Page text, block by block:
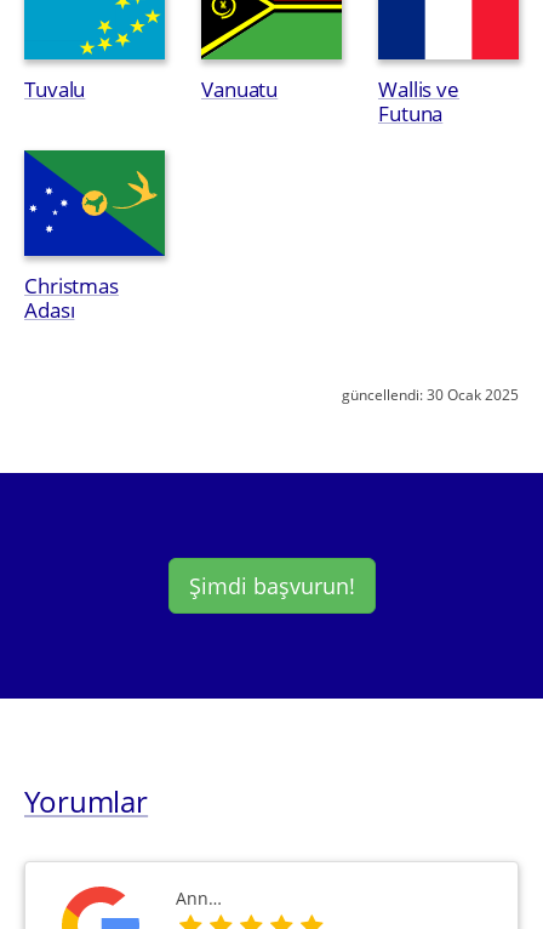
Тuvalu Vanuatu
Wallis ve
Futuna
Christmas
Adası
güncellendi:30 Ocak 2025
Şimdi başvurun!
Yorumlar
Ann…